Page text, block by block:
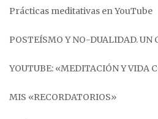
Prácticas meditativas en YouTube
POSTEÍSMO Y NO-DUALIDAD. UN
YOUTUBE: «MEDITACIÓN Y VIDA
MIS «RECORDATORIOS»